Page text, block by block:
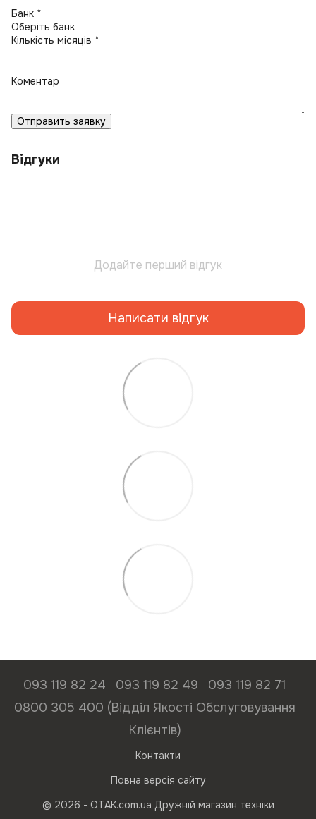
Банк *
Кількість місяців *
Коментар
Отправить заявку
Відгуки
Додайте перший відгук
Написати відгук
093 119 82 24 093 119 82 49
093 119 82 71
0800 305 400 (Відділ Якості Обслуговування
Клієнтів)
Контакти
Повна версія сайту
© 2026 - ОТАК.com.ua Дружній магазин техніки